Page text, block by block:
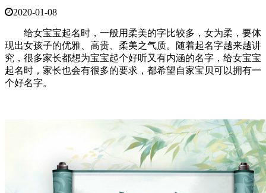
2020-01-08
给女宝宝起名时，一般用柔美的字比较多，女为柔，要体
现出女孩子的优雅、高贵、柔美之气质。随着起名字越来越讲
究，很多家长都想为宝宝起个好听又有内涵的名字，给女宝宝
起名时，家长也会有很多的要求，都希望自家宝贝可以拥有一
个好名字。